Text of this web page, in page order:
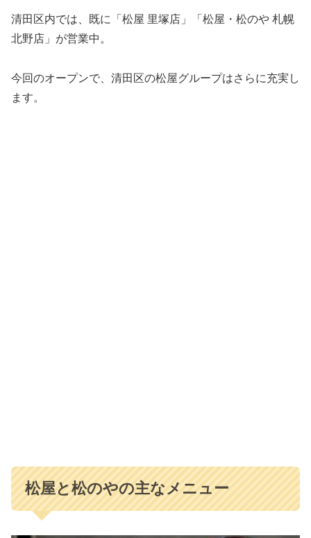
清田区内では、既に「松屋 里塚店」「松屋・松のや 札幌
北野店」が営業中。
今回のオープンで、清田区の松屋グループはさらに充実し
ます。
松屋と松のやの主なメニュー